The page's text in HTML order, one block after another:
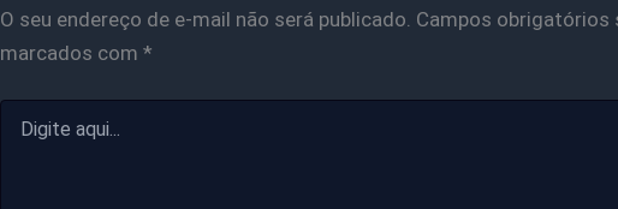
O seu endereço de e-mail não será publicado. Campos obrigatórios
marcados com *
aqui...